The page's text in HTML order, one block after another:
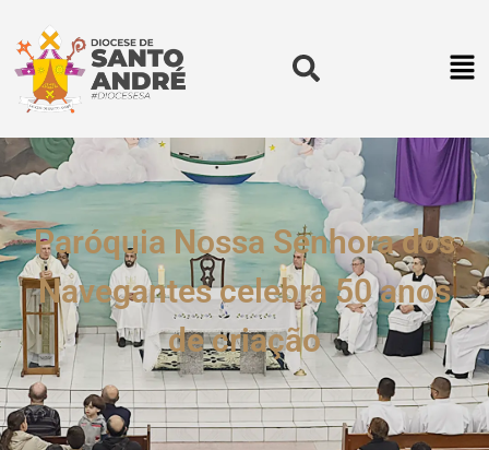
Paróquia Nossa Senhora dos
Navegantes celebra 50 anos
de criação